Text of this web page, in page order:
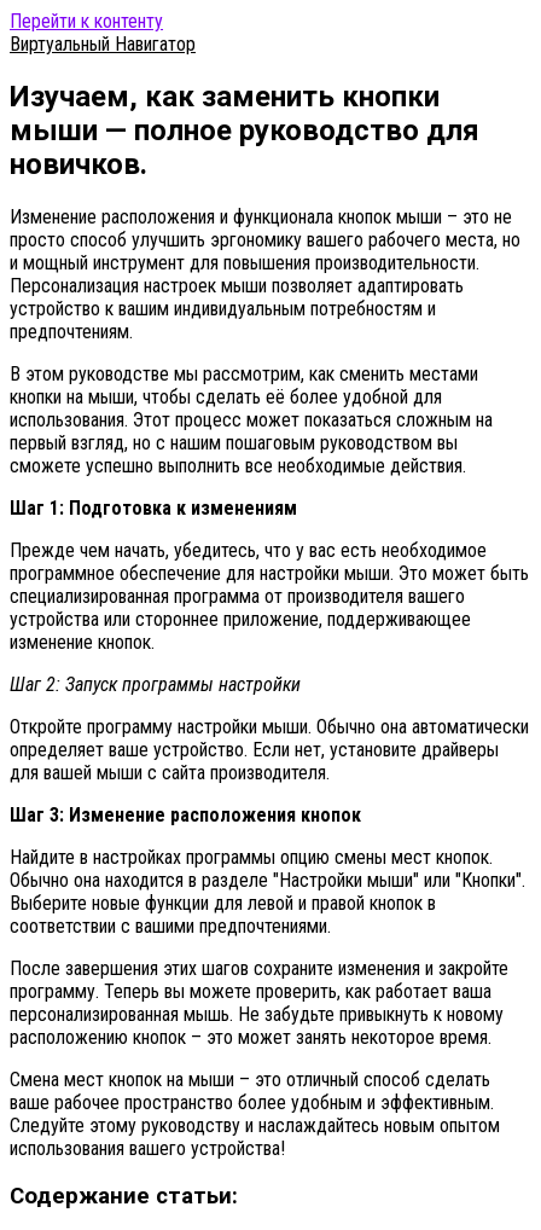
Перейти к контенту
Виртуальный Навигатор
Изучаем, как заменить кнопки
мыши — полное руководство для
новичков.
Изменение расположения и функционала кнопок мыши – это не
просто способ улучшить эргономику вашего рабочего места, но
и мощный инструмент для повышения производительности.
Персонализация настроек мыши позволяет адаптировать
устройство к вашим индивидуальным потребностям и
предпочтениям.
В этом руководстве мы рассмотрим, как сменить местами
кнопки на мыши, чтобы сделать её более удобной для
использования. Этот процесс может показаться сложным на
первый взгляд, но с нашим пошаговым руководством вы
сможете успешно выполнить все необходимые действия.
Шаг 1: Подготовка к изменениям
Прежде чем начать, убедитесь, что у вас есть необходимое
программное обеспечение для настройки мыши. Это может быть
специализированная программа от производителя вашего
устройства или стороннее приложение, поддерживающее
изменение кнопок.
Шаг 2: Запуск программы настройки
Откройте программу настройки мыши. Обычно она автоматически
определяет ваше устройство. Если нет, установите драйверы
для вашей мыши с сайта производителя.
Шаг 3: Изменение расположения кнопок
Найдите в настройках программы опцию смены мест кнопок.
Обычно она находится в разделе "Настройки мыши" или "Кнопки".
Выберите новые функции для левой и правой кнопок в
соответствии с вашими предпочтениями.
После завершения этих шагов сохраните изменения и закройте
программу. Теперь вы можете проверить, как работает ваша
персонализированная мышь. Не забудьте привыкнуть к новому
расположению кнопок – это может занять некоторое время.
Смена мест кнопок на мыши – это отличный способ сделать
ваше рабочее пространство более удобным и эффективным.
Следуйте этому руководству и наслаждайтесь новым опытом
использования вашего устройства!
Содержание статьи: